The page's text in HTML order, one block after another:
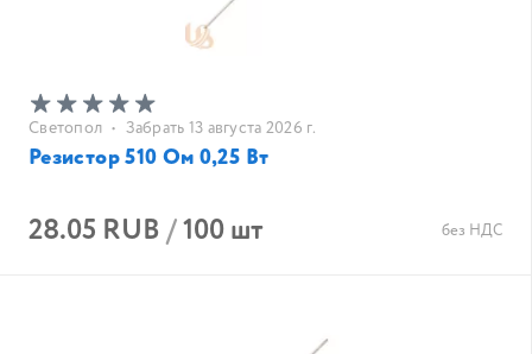
Светопол • Забрать 13 августа 2026 г.
Резистор 510 Ом 0,25 Вт
28.05 RUB/100 шт без НДС